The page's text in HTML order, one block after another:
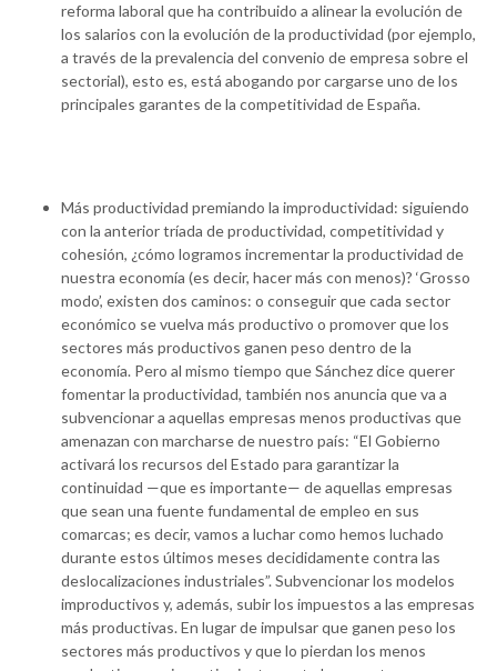
reforma laboral que ha contribuido a alinear la evolución de
los salarios con la evolución de la productividad (por ejemplo,
a través de la prevalencia del convenio de empresa sobre el
sectorial), esto es, está abogando por cargarse uno de los
principales garantes de la competitividad de España.
Más productividad premiando la improductividad: siguiendo
con la anterior tríada de productividad, competitividad y
cohesión, ¿cómo logramos incrementar la productividad de
nuestra economía (es decir, hacer más con menos)? ‘Grosso
modo’, existen dos caminos: o conseguir que cada sector
económico se vuelva más productivo o promover que los
sectores más productivos ganen peso dentro de la
economía. Pero al mismo tiempo que Sánchez dice querer
fomentar la productividad, también nos anuncia que va a
subvencionar a aquellas empresas menos productivas que
amenazan con marcharse de nuestro país: “El Gobierno
activará los recursos del Estado para garantizar la
continuidad —que es importante— de aquellas empresas
que sean una fuente fundamental de empleo en sus
comarcas; es decir, vamos a luchar como hemos luchado
durante estos últimos meses decididamente contra las
deslocalizaciones industriales”. Subvencionar los modelos
improductivos y, además, subir los impuestos a las empresas
más productivas. En lugar de impulsar que ganen peso los
sectores más productivos y que lo pierdan los menos